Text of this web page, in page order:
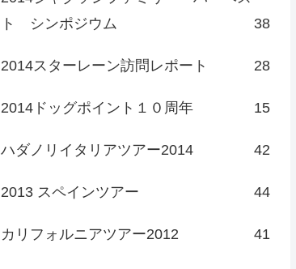
ト シンポジウム
38
2014スターレーン訪問レポート 28
2014ドッグポイント１０周年 15
ハダノリイタリアツアー2014 42
2013 スペインツアー 44
カリフォルニアツアー2012 41